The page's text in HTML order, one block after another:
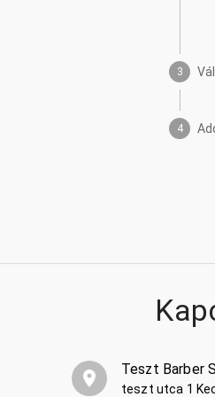
3
4
Teszt Barber
teszt utca 1